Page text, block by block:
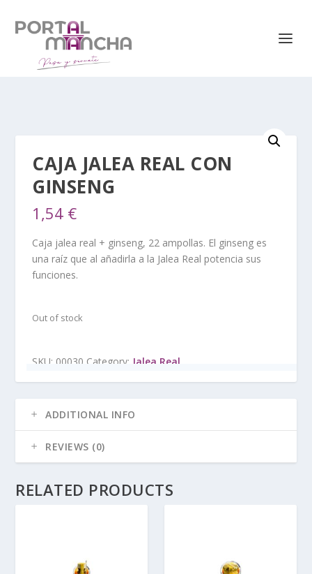
CAJA JALEA REAL CON
GINSENG
1,54 €
Caja jalea real + ginseng, 22 ampollas. El ginseng es
una raíz que al añadirla a la Jalea Real potencia sus
funciones.
Out of stock
SKU: 00030 Category: Jalea Real
ADDITIONAL INFO
REVIEWS (0)
RELATED PRODUCTS